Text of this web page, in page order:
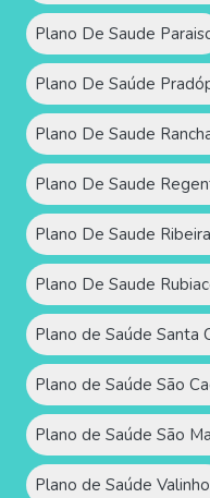
Plano De Saude
Plano De Saúde
Plano De Saude
Plano De Saude
Plano De Saude
Plano De Saude
Plano de Saúde Santa
Plano de Saúde São
Plano de Saúde São
Plano de Saúde